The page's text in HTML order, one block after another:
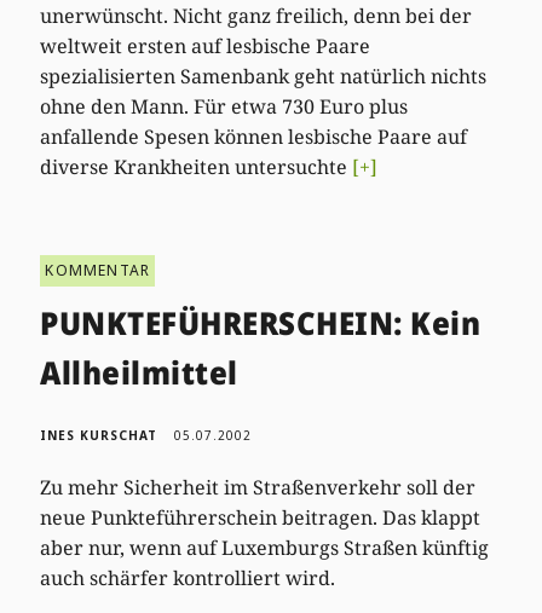
unerwünscht. Nicht ganz freilich, denn bei der
weltweit ersten auf lesbische Paare
spezialisierten Samenbank geht natürlich nichts
ohne den Mann. Für etwa 730 Euro plus
anfallende Spesen können lesbische Paare auf
diverse Krankheiten untersuchte [+]
KOMMENTAR
PUNKTEFÜHRERSCHEIN: Kein
Allheilmittel
INES KURSCHAT 05.07.2002
Zu mehr Sicherheit im Straßenverkehr soll der
neue Punkteführerschein beitragen. Das klappt
aber nur, wenn auf Luxemburgs Straßen künftig
auch schärfer kontrolliert wird.